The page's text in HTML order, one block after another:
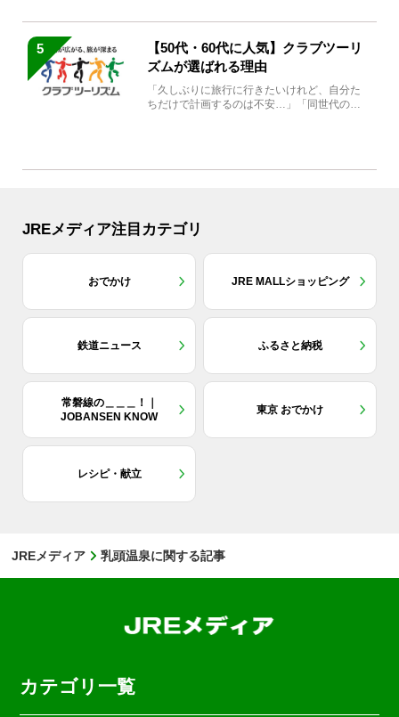
5
【50代・60代に人気】クラブツーリ
ズムが選ばれる理由
「久しぶりに旅行に行きたいけれど、自分た
ちだけで計画するのは不安…」「同世代の方
JREメディア注目カテゴリ
おでかけ JRE MALLショッピング
鉄道ニュース ふるさと納税
常磐線の＿＿＿！｜
JOBANSEN KNOW
東京 おでかけ
レシピ・献立
JREメディア 乳頭温泉に関する記事
カテゴリ一覧